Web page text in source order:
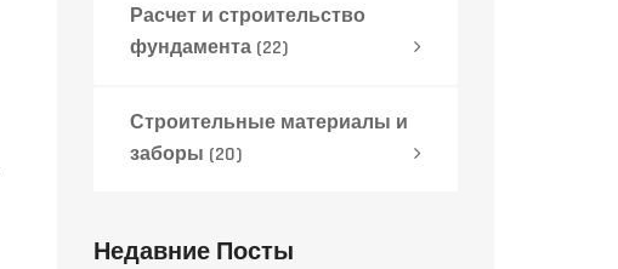
Расчет и строительство
фундамента (22)
Строительные материалы и
заборы (20)
Недавние Посты